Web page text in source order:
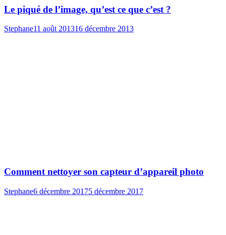
Le piqué de l’image, qu’est ce que c’est ?
Stephane11 août 201316 décembre 2013
Comment nettoyer son capteur d’appareil photo
Stephane6 décembre 20175 décembre 2017